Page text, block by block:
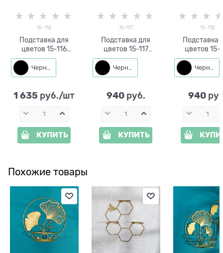
15-116
Подставка для
цветов 15-116
настенная на два
растения
Черный
1 635 руб./шт
КУПИТЬ
15-117
Подставка для
цветов 15-117
настенная на одно
растение
Черный
940 руб.
КУПИТЬ
15-118
Подставка
цветов 15-
настенная
Черный
940
Похожие товары